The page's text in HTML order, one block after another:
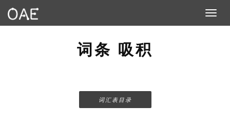
Toggle
词条 吸积
词汇表目录